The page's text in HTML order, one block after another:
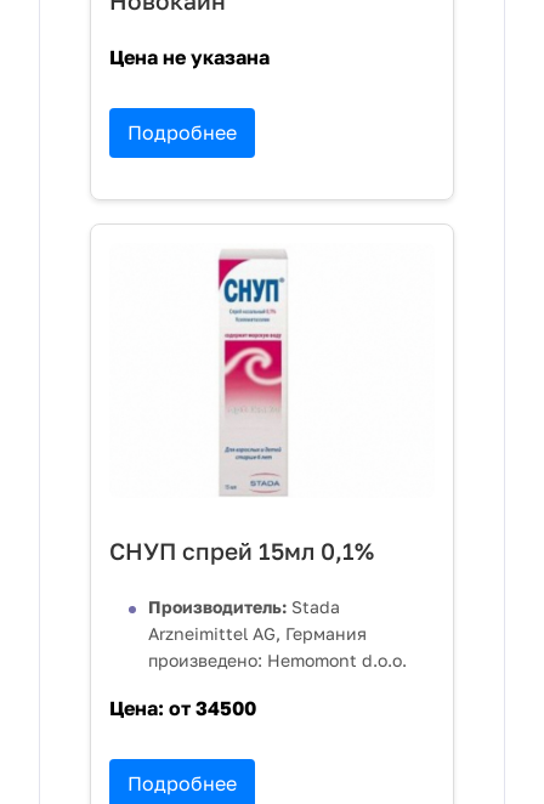
Цена не указана
Подробнее
СНУП спрей 15мл 0,1%
Производитель: Stada
Arzneimittel AG, Германия
произведено: Hemomont d.o.o.
Цена: от 34500
Подробнее